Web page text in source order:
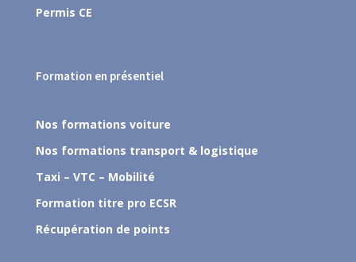
Permis CE
Formation en présentiel
Nos formations voiture
Nos formations transport & logistique
Taxi – VTC – Mobilité
Formation titre pro ECSR
Récupération de points